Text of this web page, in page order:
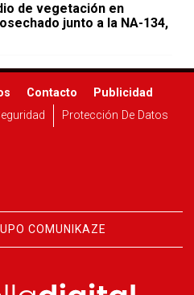
de vegetación en
junto a la NA-134,
Contacto
Publicidad
Protección De Datos
COMUNIKAZE